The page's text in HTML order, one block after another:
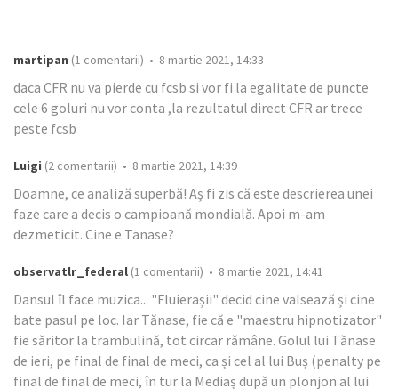
martipan (1 comentarii) • 8 martie 2021, 14:33
daca CFR nu va pierde cu fcsb si vor fi la egalitate de puncte
cele 6 goluri nu vor conta ,la rezultatul direct CFR ar trece
peste fcsb
Luigi (2 comentarii) • 8 martie 2021, 14:39
Doamne, ce analiză superbă! Aș fi zis că este descrierea unei
faze care a decis o campioană mondială. Apoi m-am
dezmeticit. Cine e Tanase?
observatlr_federal (1 comentarii) • 8 martie 2021, 14:41
Dansul îl face muzica... "Fluierașii" decid cine valsează și cine
bate pasul pe loc. Iar Tănase, fie că e "maestru hipnotizator"
fie săritor la trambulină, tot circar rămâne. Golul lui Tănase
de ieri, pe final de final de meci, ca și cel al lui Buș (penalty pe
final de final de meci, în tur la Mediaș după un plonjon al lui